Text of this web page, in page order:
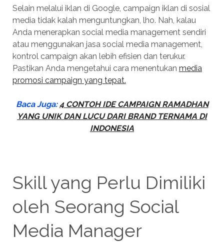
Selain melalui iklan di Google, campaign iklan di sosial
media tidak kalah menguntungkan, lho. Nah, kalau
Anda menerapkan social media management sendiri
atau menggunakan jasa social media management,
kontrol campaign akan lebih efisien dan terukur.
Pastikan Anda mengetahui cara menentukan media
promosi campaign yang tepat.
Baca Juga:4 CONTOH IDE CAMPAIGN RAMADHAN
YANG UNIK DAN LUCU DARI BRAND TERNAMA DI
INDONESIA
Skill yang Perlu Dimiliki
oleh Seorang Social
Media Manager